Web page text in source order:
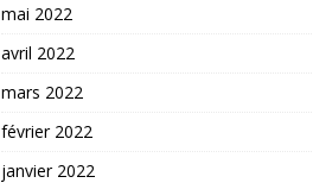
mai 2022
avril 2022
mars 2022
février 2022
janvier 2022